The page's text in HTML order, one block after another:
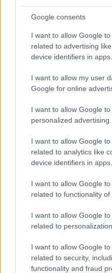
Google consents
I want to allow Google
related to advertising
device identifiers in apps.
I want to allow my user
Google for online
I want to allow Google
personalized advertising.
I want to allow Google
related to analytics like
device identifiers in apps.
I want to allow Google
related to functionality of
I want to allow Google
related to personalization.
I want to allow Google
related to security,
functionality and fraud
POROGI ÁDÁM
DÉS ANDRÁS
Jegyvásárlásitt.
Színház Irodalom Petőfi
Radnóti Miklós Színház